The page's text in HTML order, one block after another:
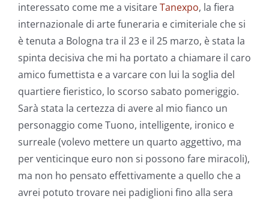
interessato come me a visitareTanexpo, la fiera
internazionale di arte funeraria e cimiteriale che si
è tenuta a Bologna tra il 23 e il 25 marzo, è stata la
spinta decisiva che mi ha portato a chiamare il caro
amico fumettista e a varcare con lui la soglia del
quartiere fieristico, lo scorso sabato pomeriggio.
Sarà stata la certezza di avere al mio fianco un
personaggio come Tuono, intelligente, ironico e
surreale (volevo mettere un quarto aggettivo, ma
per venticinque euro non si possono fare miracoli),
ma non ho pensato effettivamente a quello che a
avrei potuto trovare nei padiglioni fino alla sera